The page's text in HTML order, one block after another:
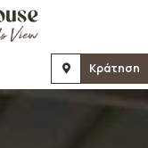
Κράτηση